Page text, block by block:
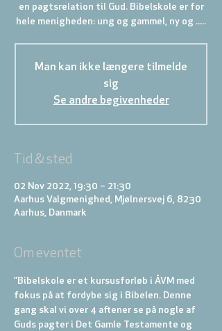
en pagtsrelation til Gud. Bibelskole er for
hele menigheden: ung og gammel, ny og .....
Man kan ikke længere tilmelde
sig
Se andre begivenheder
Tid & sted
02 Nov 2022, 19:30 – 21:30
Aarhus Valgmenighed, Mjølnersvej 6, 8230
Aarhus, Danmark
Om eventet
”Bibelskole er et kursusforløb i ÅVM med
fokus på at fordybe sig i Bibelen. Denne
gang skal vi over 4 aftener se på nogle af
Guds pagter i Det Gamle Testamente og